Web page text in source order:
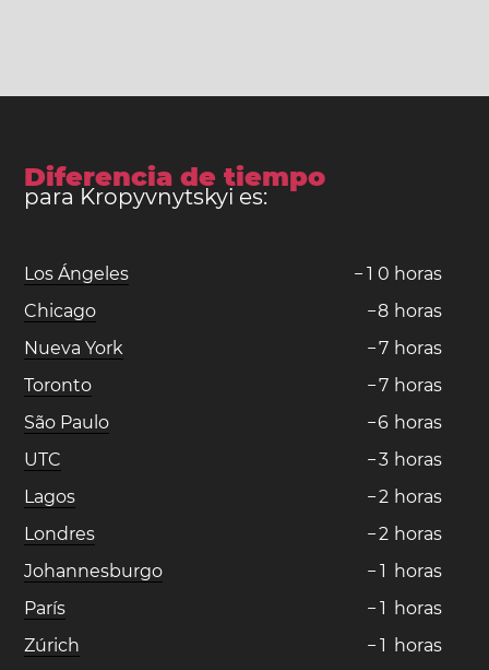
Diferencia de tiempo
para Kropyvnytskyi es:
Los Ángeles − 1 0 horas
Chicago
−8 horas
Nueva York
−7 horas
Toronto
−7 horas
São Paulo
−6 horas
UTC
−3 horas
Lagos
−2 horas
Londres
−2 horas
Johannesburgo
− 1 horas
París
− 1 horas
Zúrich
− 1 horas